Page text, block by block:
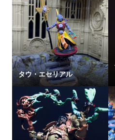
タウ・エセリアル